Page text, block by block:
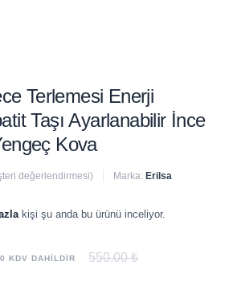
Terlemesi Enerji
Taşı Ayarlanabilir İnce
Kova
değerlendirmesi) Marka: Erilsa
kişi şu anda bu ürünü inceliyor.
KDV DAHİLDİR 550.00 ₺